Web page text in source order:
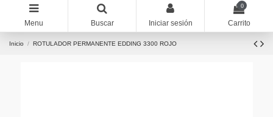
Menu Buscar Iniciar sesión
0
Carrito
Inicio ROTULADOR PERMANENTE EDDING 3300 ROJO